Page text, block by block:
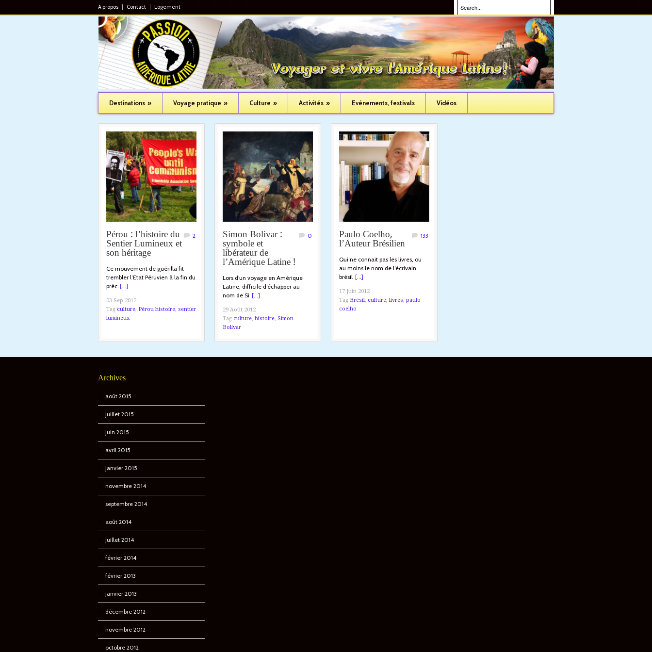
A propos Contact Logement
Destinations » Voyage pratique » Culture » Activités » Evénements, festivals Vidéos
Pérou : l’histoire du
Sentier Lumineux et
son héritage
2
Ce mouvement de guérilla fit
trembler l’Etat Péruvien à la fin du
préc [...]
03 Sep 2012
Tag culture, Pérou histoire, sentier
lumineux
Simon Bolivar :
symbole et
libérateur de
l’Amérique Latine !
0
Lors d’un voyage en Amérique
Latine, difficile d’échapper au
nom de Si [...]
29 Août 2012
Tag culture, histoire, Simon
Bolivar
Paulo Coelho,
l’Auteur Brésilien
133
Qui ne connait pas les livres, ou
au moins le nom de l’écrivain
brésil [...]
17 Juin 2012
Tag Brésil, culture, livres, paulo
coelho
Archives
août 2015
juillet 2015
juin 2015
avril 2015
janvier 2015
novembre 2014
septembre 2014
août 2014
juillet 2014
février 2014
février 2013
janvier 2013
décembre 2012
novembre 2012
octobre 2012